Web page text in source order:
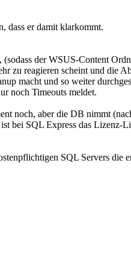
dass er damit klarkommt.
der WSUS-Content
zu reagieren scheint und die
macht und so weiter
noch Timeouts meldet.
noch, aber die DB nimmt
bei SQL Express das Lizenz-
SQL Servers die